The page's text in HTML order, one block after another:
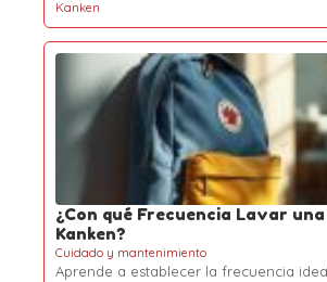
Kanken
¿Con qué Frecuencia Lavar
Kanken?
Cuidado y mantenimiento
Aprende a establecer la frecuencia